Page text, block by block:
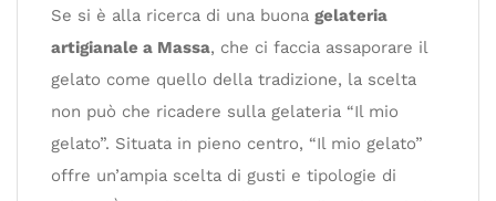
Se si è alla ricerca di una buona gelateria
artigianale a Massa, che ci faccia assaporare il
gelato come quello della tradizione, la scelta
non può che ricadere sulla gelateria “Il mio
gelato”. Situata in pieno centro, “Il mio gelato”
offre un’ampia scelta di gusti e tipologie di